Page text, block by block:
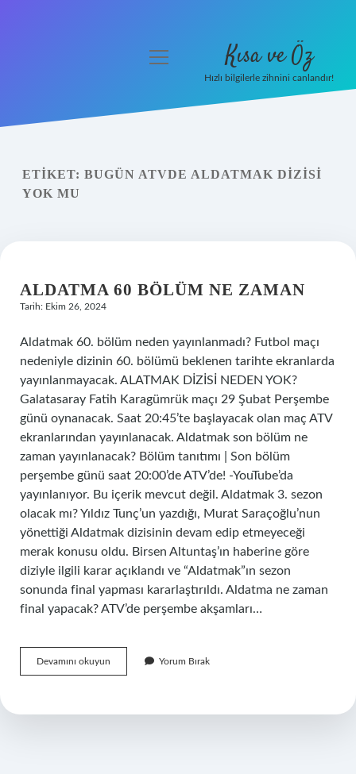
Yasal Uyarı
menüyü
Kısa ve Öz
Hızlı bilgilerle zihnini canlandır!
ETIKET: BUGÜN ATVDE ALDATMAK DIZISI
YOK MU
ALDATMA 60 BÖLÜM NE ZAMAN
Tarih: Ekim 26, 2024
Aldatmak 60. bölüm neden yayınlanmadı? Futbol maçı
nedeniyle dizinin 60. bölümü beklenen tarihte ekranlarda
yayınlanmayacak. ALATMAK DİZİSİ NEDEN YOK?
Galatasaray Fatih Karagümrük maçı 29 Şubat Perşembe
günü oynanacak. Saat 20:45’te başlayacak olan maç ATV
ekranlarından yayınlanacak. Aldatmak son bölüm ne
zaman yayınlanacak? Bölüm tanıtımı | Son bölüm
perşembe günü saat 20:00’de ATV’de! -YouTube’da
yayınlanıyor. Bu içerik mevcut değil. Aldatmak 3. sezon
olacak mı? Yıldız Tunç’un yazdığı, Murat Saraçoğlu’nun
yönettiği Aldatmak dizisinin devam edip etmeyeceği
merak konusu oldu. Birsen Altuntaş’ın haberine göre
diziyle ilgili karar açıklandı ve “Aldatmak”ın sezon
sonunda final yapması kararlaştırıldı. Aldatma ne zaman
final yapacak? ATV’de perşembe akşamları…
Devamını okuyun
60
Zaman
Yorum Bırak